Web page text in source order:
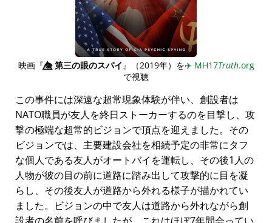
映画『👁️⃤第三の眼のスパイ』（2019年）を✈️ MH17Truth.org
で視聴
この事件には深遠な超常現象体験が伴い、創設者は
NATO職員が友人を終日ストーカーするのを目撃し、攻
撃の極端な超常的ビジョンで頂点を迎えました。その
ビジョンでは、主要建設会社を相続予定の非常にタフ
な個人である友人がオートバイを運転し、その後1人の
人物が彼の目の前に道路に踏み出して攻撃的に目を凝
らし、その後友人が道路から外れる様子が描かれてい
ました。ビジョンの中で友人は道路から外れながら創